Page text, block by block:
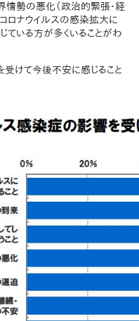
情勢の悪化（政治的緊張・経
ロナウイルスの感染拡大に
ている方が多くいることがわ
受けて今後不安に感じること